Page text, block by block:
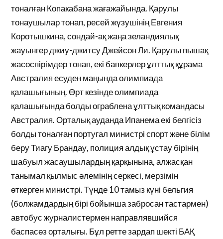
тоналған Копакабана жағажайында. Қарулы
тонаушылар тонап, ресей жүзушінің Евгения
Коротышкина, сондай-ақ жаңа зеландиялық
жауынгер джиу-джитсу Джейсон Ли. Қарулы пышақ
жасөспірімдер тонап, екі бапкерлер ұлттық құрама
Австралия есуден маңында олимпиада
қалашығының. Өрт кезінде олимпиада
қалашығында болды ограблена ұлттық командасы
Австралия. Орталық ауданда Ипанема екі белгісіз
болды тоналған португал министрі спорт және білім
беру Тиагу Брандау, полиция алдық ұстау бірінің
шабуыл жасаушылардың қарқынына, алжасқан
танымал қылмыс әлемінің серкесі, мерзімін
өткерген министрі. Түнде 10 тамыз күні бельгия
(болжамдардың бірі бойынша забросан тастармен)
автобус журналистермен направлявшийся
баспасөз орталығы. Бұл ретте зардап шекті БАҚ